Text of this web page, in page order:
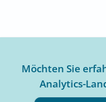
Möchten Sie
Analytics-